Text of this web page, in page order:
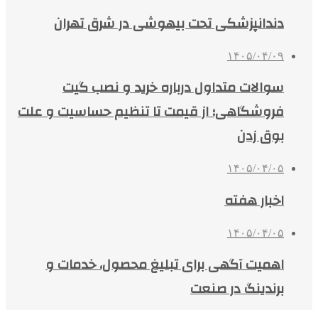
دندانپزشکی تحت بیهوشی در شرق تهران
۱۴۰۵/۰۴/۰۹
سوالات متداول درباره خرید و نصب گیت
فروشگاهی؛ از قیمت تا تنظیم حساسیت و علت
بوق زدن
۱۴۰۵/۰۴/۰۵
اخبار هفته
۱۴۰۵/۰۴/۰۵
اهمیت آگهی برای تبلیغ محصول، خدمات و
برندینگ در صنعت